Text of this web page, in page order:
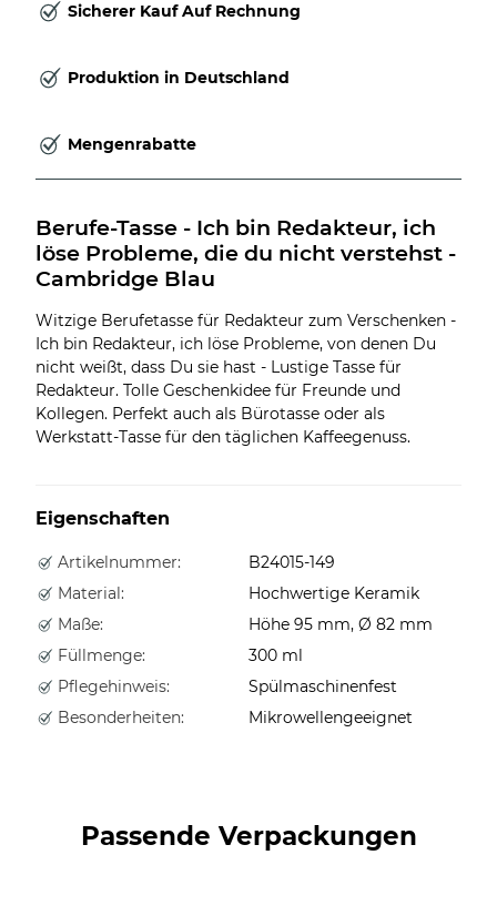
Sicherer Kauf Auf Rechnung
Produktion in Deutschland
Mengenrabatte
Berufe-Tasse - Ich bin Redakteur, ich
löse Probleme, die du nicht verstehst -
Cambridge Blau
Witzige Berufetasse für Redakteur zum Verschenken -
Ich bin Redakteur, ich löse Probleme, von denen Du
nicht weißt, dass Du sie hast - Lustige Tasse für
Redakteur. Tolle Geschenkidee für Freunde und
Kollegen. Perfekt auch als Bürotasse oder als
Werkstatt-Tasse für den täglichen Kaffeegenuss.
Eigenschaften
Artikelnummer:
B24015-149
Material:
Hochwertige Keramik
Maße:
Höhe 95 mm, Ø 82 mm
Füllmenge:
300 ml
Pflegehinweis:
Spülmaschinenfest
Besonderheiten:
Mikrowellengeeignet
Passende Verpackungen